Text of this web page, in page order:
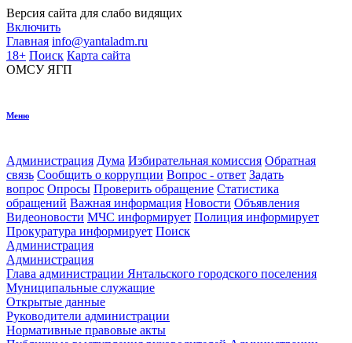
Версия сайта для слабо видящих
Включить
Главная info@yantaladm.ru
18+ Поиск Карта сайта
ОМСУ ЯГП
Меню
Администрация Дума Избирательная комиссия Обратная
связь Сообщить о коррупции Вопрос - ответ Задать
вопрос Опросы Проверить обращение Статистика
обращений Важная информация Новости Объявления
Видеоновости МЧС информирует Полиция информирует
Прокуратура информирует Поиск
Администрация
Администрация
Глава администрации Янтальского городского поселения
Муниципальные служащие
Открытые данные
Руководители администрации
Нормативные правовые акты